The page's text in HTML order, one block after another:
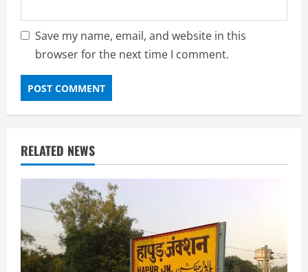
Save my name, email, and website in this
browser for the next time I comment.
RELATED NEWS